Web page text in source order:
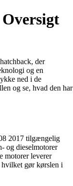
Oversigt
der
og en
ned i de
og se, hvad den har
2017 tilgængelig
og dieselmotorer
motorer leverer
gør kørslen i